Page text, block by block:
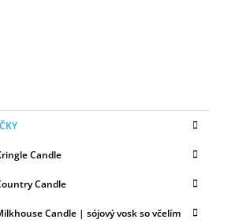
Candle
Candle
Candle | sójový vosk so včelím